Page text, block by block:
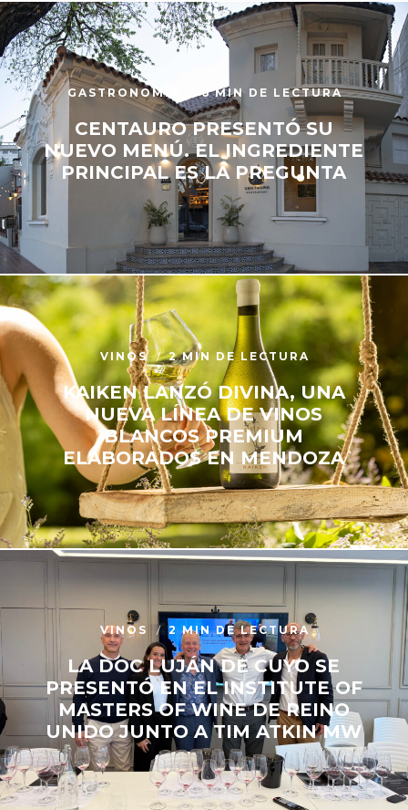
GASTRONOMÍA 6 MIN DE LECTURA
CENTAURO PRESENTÓ SU
NUEVO MENÚ. EL INGREDIENTE
PRINCIPAL ES LA PREGUNTA
VINOS 2 MIN DE LECTURA
KAIKEN LANZÓ DIVINA, UNA
NUEVA LÍNEA DE VINOS
BLANCOS PREMIUM
ELABORADOS EN MENDOZA
VINOS 2 MIN DE LECTURA
LA DOC LUJÁN DE CUYO SE
PRESENTÓ EN EL INSTITUTE OF
MASTERS OF WINE DE REINO
UNIDO JUNTO A TIM ATKIN MW